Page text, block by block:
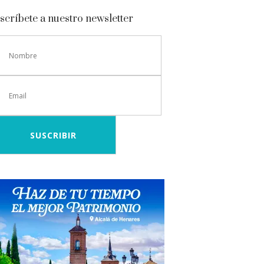
a nuestro newsletter